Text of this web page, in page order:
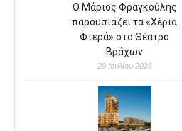
Ο Μάριος Φραγκούλης
παρουσιάζει τα «Χέρια
Φτερά» στο Θέατρο
Βράχων
29 Ιουλίου 2026